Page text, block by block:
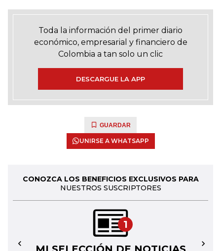
Toda la información del primer diario
económico, empresarial y financiero de
Colombia a tan solo un clic
DESCARGUE LA APP
GUARDAR
UNIRSE A WHATSAPP
CONOZCA LOS BENEFICIOS EXCLUSIVOS PARA
NUESTROS SUSCRIPTORES
1
← →